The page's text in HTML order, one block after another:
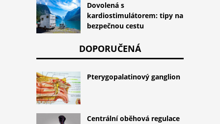
Dovolená s
kardiostimulátorem: tipy na
bezpečnou cestu
DOPORUČENÁ
Pterygopalatinový ganglion
Centrální oběhová regulace